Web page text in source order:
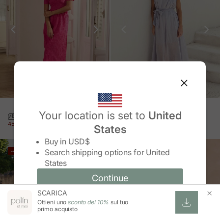
Your location is set to United
States
Buy in USD$
Search shipping options for United
States
Continue
Change country/region and language
Change country/region
Continue
VESTITO LISCIO ROSA
PREZZO IN OFFERTA
45,99 €
VESTITO CON VOLANT
REGINA
-40% -61%
SCARICA
Ottieni unosconto del 10% sul tuo
primo acquisto